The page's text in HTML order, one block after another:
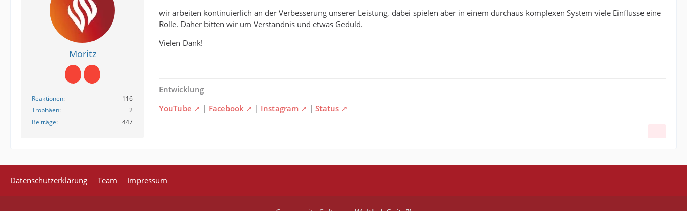
Moritz
Reaktionen
116
Trophäen
2
Beiträge
447
wir arbeiten kontinuierlich an der Verbesserung unserer Leistung, dabei spielen aber in einem durchaus komplexen System viele Einflüsse eine
Rolle. Daher bitten wir um Verständnis und etwas Geduld.
Vielen Dank!
Entwicklung
YouTube
| Facebook | Instagram | Status
Datenschutzerklärung Team Impressum